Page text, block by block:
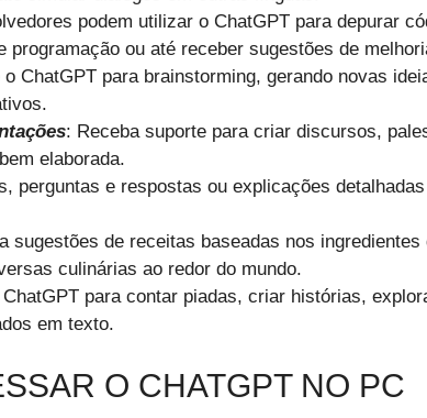
podem utilizar o ChatGPT para depurar
programação ou até receber sugestões de
o ChatGPT para brainstorming, gerando novas
: Receba suporte para criar discursos,
elaborada.
perguntas e respostas ou explicações
sugestões de receitas baseadas nos ingredientes
culinárias ao redor do mundo.
para contar piadas, criar histórias,
em texto.
O CHATGPT NO PC